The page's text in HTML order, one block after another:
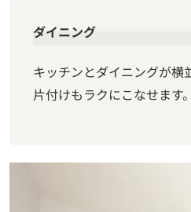
ダイニング
キッチンとダイニングが横
片付けもラクにこなせます。